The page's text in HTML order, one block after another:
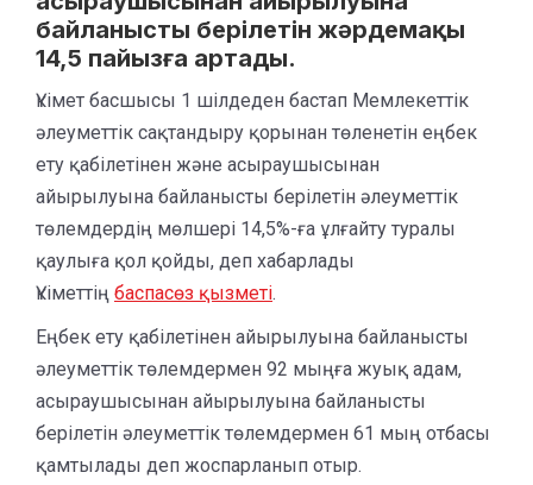
байланысты берілетін жәрдемақы
14,5 пайызға артады.
Үкімет басшысы 1 шілдеден бастап Мемлекеттік
әлеуметтік сақтандыру қорынан төленетін еңбек
ету қабілетінен және асыраушысынан
айырылуына байланысты берілетін әлеуметтік
төлемдердің мөлшері 14,5%-ға ұлғайту туралы
қаулыға қол қойды, деп хабарлады
Үкіметтің баспасөз қызметі.
Еңбек ету қабілетінен айырылуына байланысты
әлеуметтік төлемдермен 92 мыңға жуық адам,
асыраушысынан айырылуына байланысты
берілетін әлеуметтік төлемдермен 61 мың отбасы
қамтылады деп жоспарланып отыр.